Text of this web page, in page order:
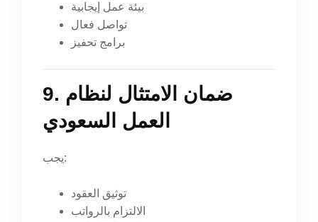
بيئة عمل إيجابية
تواصل فعال
برامج تحفيز
9. ضمان الامتثال لنظام
العمل السعودي
يجب:
توثيق العقود
الالتزام بالرواتب